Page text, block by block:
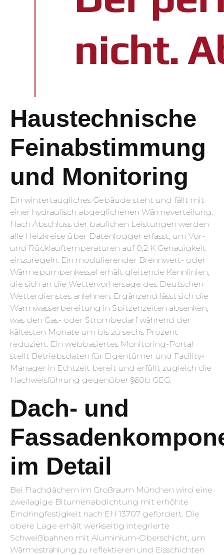
Haustechnische
Feinabstimmung
und Monitoring
Ein wintertaugliches Gebäude steht und fällt mit
einer hydraulisch abgeglichenen Wärmeverteilung.
Nach Abschluss der baulichen Leistungen werden
alle Heizkreise über Datenlogger erfasst, um Vor-
und Rücklauftemperaturen auf 0,2 K Genauigkeit
einzuregeln. Ein modulierender Brennwert- oder
Wärmepumpenkessel erhält gleitende Kennlinien,
die sich an die Wettervorhersage des Deutschen
Wetterdienstes anlehnen. Ergänzend lässt sich die
Warmwasserbereitung in Spitzenzeiten absenken,
was den Gas- oder Strombedarf während der
kältesten Monate um bis zu sechs Prozent
reduziert. Ein webbasiertes Monitoring-Portal
stellt Betriebsdaten für Eigentümer und Facility-
Manager in Echtzeit bereit und erfüllt zugleich die
Nachweisführung gegenüber §60b GEG.
Dach- und
im Detail
Bei Flachdächern im Großraum München wird eine
zweilagige Bitumenabdichtung mit erhöhte
Eindringfestigkeit nach EN 13707 gefordert. Die
obere Lage erhält werkseitig integrierte
Schweißbahnen mit Aluminium-Oberschicht, um
Wärmestrahlung zu reflektieren und Eisschichten